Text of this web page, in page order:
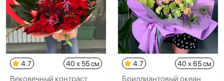
4.7 40 x 55 см
Вековечный контраст
4.7 40 x 65 см
Бриллиантовый океан